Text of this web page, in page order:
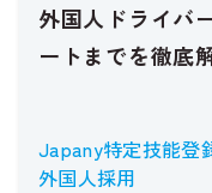
外国人ドライバ
ートまでを徹底
Japany特定技能登
外国人採用